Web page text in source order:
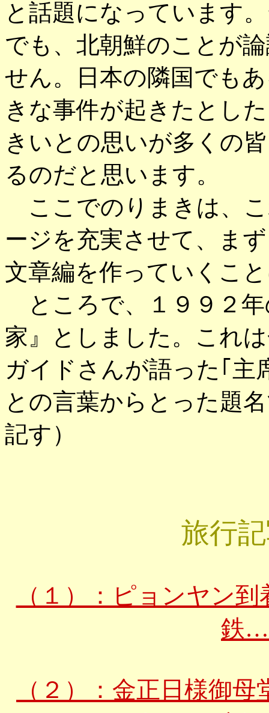
と話題になっています
でも、北朝鮮のことが
せん。日本の隣国でも
きな事件が起きたとし
きいとの思いが多くの
るのだと思います。
ここでのりまきは、
ージを充実させて、ま
文章編を作っていくこ
ところで、１９９２
家』としました。これ
ガイドさんが語った｢主
との言葉からとった題
記す）
旅行
（１）：ピョンヤン
鉄…
（２）：金正日様御